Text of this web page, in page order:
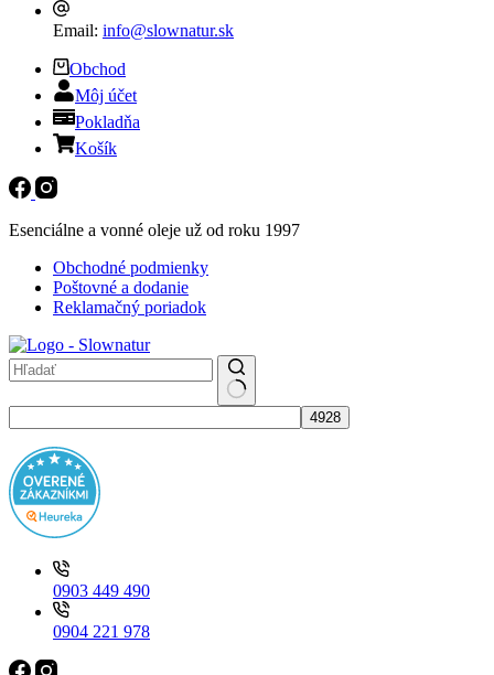
Email: info@slownatur.sk
Obchod
Môj účet
Pokladňa
Košík
Esenciálne a vonné oleje už od roku 1997
Obchodné podmienky
Poštovné a dodanie
Reklamačný poriadok
results
0903 449 490
0904 221 978